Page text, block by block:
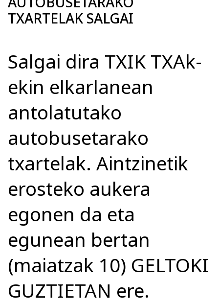
TXARTELAK SALGAI
Salgai dira TXIK TXAk-
ekin elkarlanean
antolatutako
autobusetarako
txartelak. Aintzinetik
erosteko aukera
egonen da eta
egunean bertan
(maiatzak 10) GELTOKI
GUZTIETAN ere.